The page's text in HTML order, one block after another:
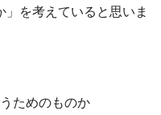
」を考えていると思いま
ためのものか